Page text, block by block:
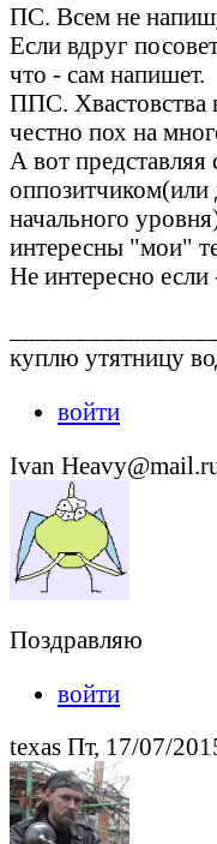
ПС. Всем не
Если вдруг
что - сам напишет.
ППС. Хвастовства
честно пох на
А вот представляя
начального
интересны "мои"
Не интересно если
куплю утятницу
войти
Ivan
Поздравляю
войти
texas Пт, 17/07/